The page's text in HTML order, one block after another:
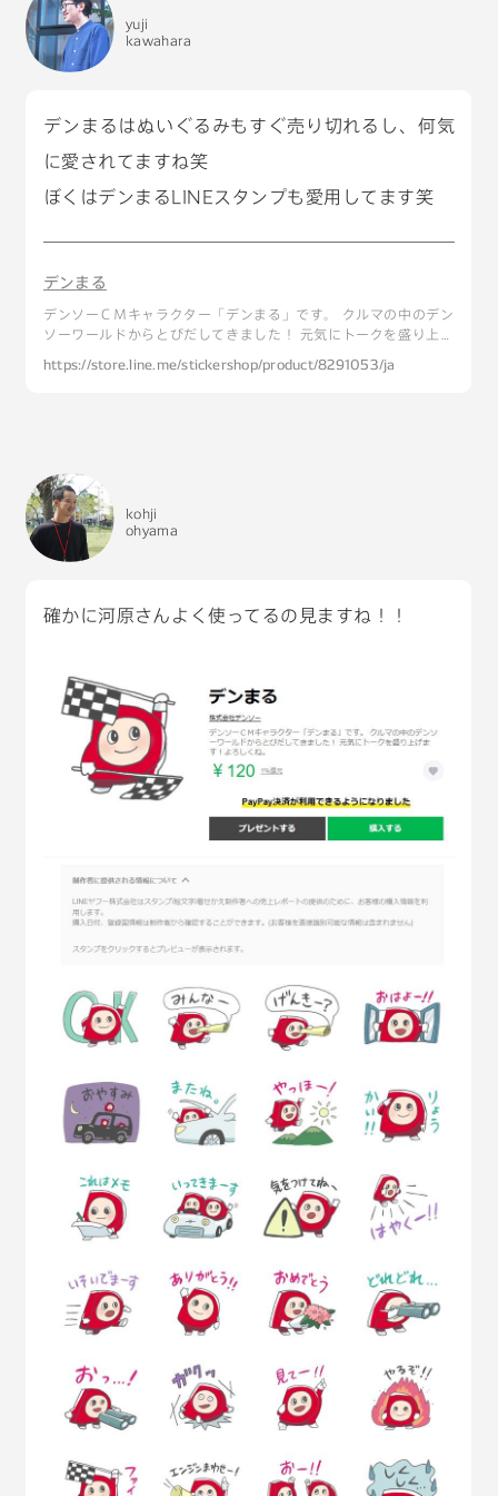
yuji
kawahara
デンまるはぬいぐるみもすぐ売り切れるし、何気
に愛されてますね笑
ぼくはデンまるLINEスタンプも愛用してます笑
デンまる
デンソーＣＭキャラクター「デンまる」です。 クルマの中のデン
ソーワールドからとびだしてきました！ 元気にトークを盛り上げ
https://store.line.me/stickershop/product/8291053/ja
kohji
ohyama
確かに河原さんよく使ってるの見ますね！！